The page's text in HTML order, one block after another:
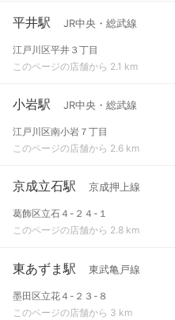
平井駅 JR中央・総武線
江戸川区平井３丁目
このページの店舗から 2.1 km
小岩駅 JR中央・総武線
江戸川区南小岩７丁目
このページの店舗から 2.6 km
京成立石駅 京成押上線
葛飾区立石４-２４-１
このページの店舗から 2.8 km
東あずま駅 東武亀戸線
墨田区立花４-２３-８
このページの店舗から 3 km